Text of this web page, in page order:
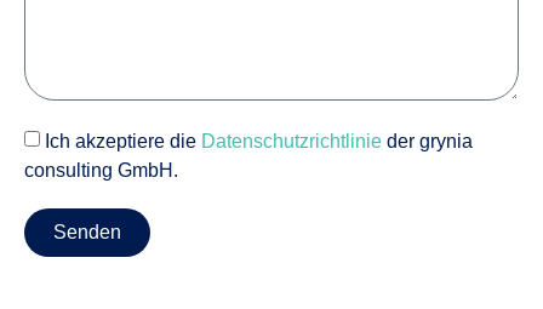
Ich akzeptiere die Datenschutzrichtlinie der grynia
consulting GmbH.
Senden